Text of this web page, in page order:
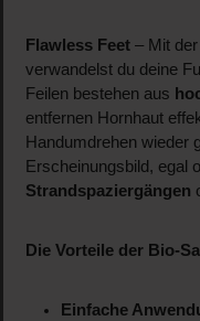
Flawless Feet– Mit der
verwandelst du deine
Feilen bestehen aus
entfernen Hornhaut
Handumdrehen wieder
Erscheinungsbild, egal
Strandspaziergängen
Die Vorteile der Bio-
Einfache